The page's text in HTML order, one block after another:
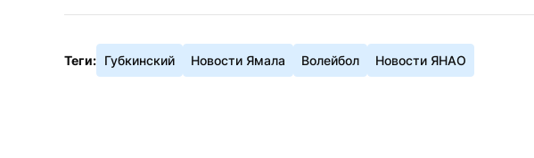
Теги: Губкинский Новости Ямала Волейбол Новости ЯНАО